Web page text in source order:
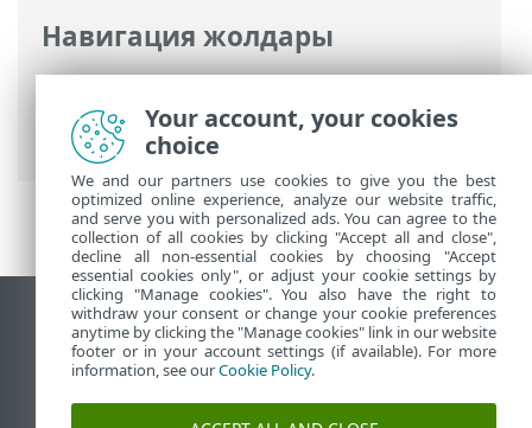
Навигация жолдары
ESET онлайн анықтамасы>ESET Small
Business Security>Орнату>
Автономды режимде орнату
Жұмыс үстеліндегі сайтты қарау
End of Life
ESET білім қоры
Your account, your cookies
choice
We and our partners use cookies to give you the best
optimized online experience, analyze our website traffic,
and serve you with personalized ads. You can agree to the
collection of all cookies by clicking "Accept all and close",
decline all non-essential cookies by choosing "Accept
essential cookies only", or adjust your cookie settings by
clicking "Manage cookies". You also have the right to
withdraw your consent or change your cookie preferences
anytime by clicking the "Manage cookies" link in our website
footer or in your account settings (if available). For more
information, see ourCookie Policy.